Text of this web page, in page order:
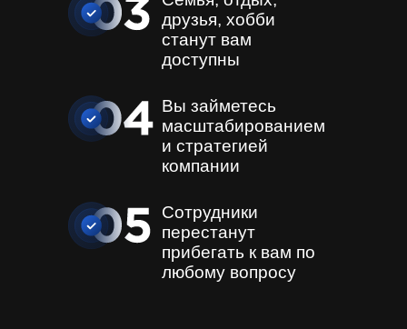
друзья, хобби
станут вам
доступны
Сотрудники
перестанут
прибегать к вам по
любому вопросу
Вы займетесь
масштабированием
и стратегией
компании